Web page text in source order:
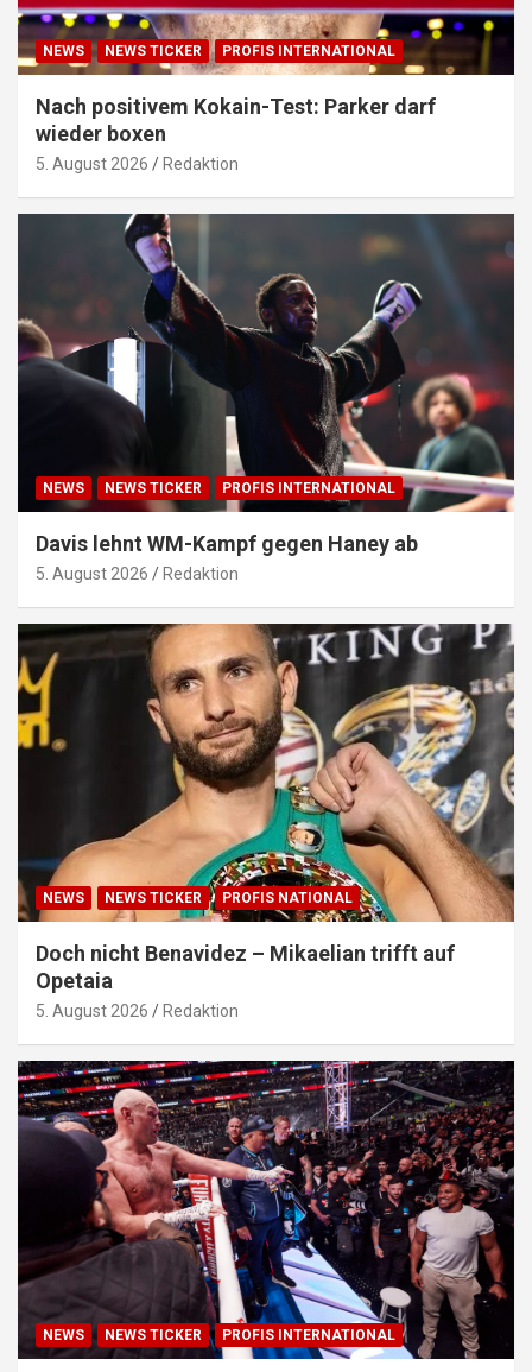
NEWS NEWS TICKER PROFIS INTERNATIONAL
Nach positivem Kokain-Test: Parker darf
wieder boxen
5. August 2026 Redaktion
NEWS NEWS TICKER PROFIS INTERNATIONAL
Davis lehnt WM-Kampf gegen Haney ab
5. August 2026 Redaktion
NEWS NEWS TICKER PROFIS NATIONAL
Doch nicht Benavidez – Mikaelian trifft auf
Opetaia
5. August 2026 Redaktion
NEWS NEWS TICKER PROFIS INTERNATIONAL